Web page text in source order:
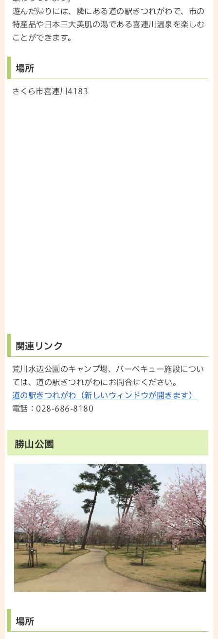
遊んだ帰りには、隣にある道の駅きつれがわで、市の
特産品や日本三大美肌の湯である喜連川温泉を楽しむ
ことができます。
場所
さくら市喜連川4183
関連リンク
荒川水辺公園のキャンプ場、バーベキュー施設につい
ては、道の駅きつれがわにお問合せください。
道の駅きつれがわ（新しいウィンドウが開きます）
電話：028-686-8180
勝山公園
場所